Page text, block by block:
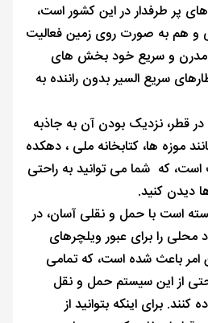
پر طرفدار در این کشور است،
و هم به صورت روی زمین فعالیت
مدرن و سریع خود بخش های
سریع ‌السیر بدون راننده به
قطر، نزدیک بودن آن به جاذبه
موزه ها، کتابخانه ملی ، دهکده
است، که شما می توانید به راحتی
دیدن کنید.
است با حمل و نقلی آسان، در
محلی را برای عبور ویلچرهای
امر باعث شده است، که تمامی
از این سیستم حمل و نقل
برای اینکه بتوانید از